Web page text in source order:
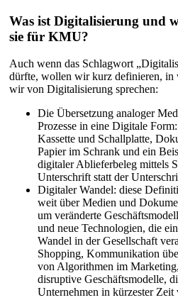
Was ist Digitalisierung und
sie für KMU?
Auch wenn das Schlagwort
dürfte, wollen wir kurz definieren, in
wir von Digitalisierung sprechen:
Die Übersetzung analoger
Prozesse in eine Digitale
Kassette und Schallplatte,
Papier im Schrank und ein
digitaler Ablieferbeleg mittels
Unterschrift statt der
Digitaler Wandel: diese
weit über Medien und
um veränderte
und neue Technologien, die
Wandel in der Gesellschaft
Shopping, Kommunikation
von Algorithmen im
disruptive Geschäftsmodelle,
Unternehmen in kürzester